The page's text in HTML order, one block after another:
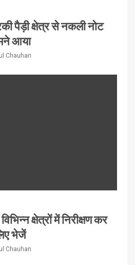
पैड़ी क्षेत्र से नकली नोट
आया
Chauhan
क्षेत्रों में निरीक्षण कर
भेजें
Chauhan